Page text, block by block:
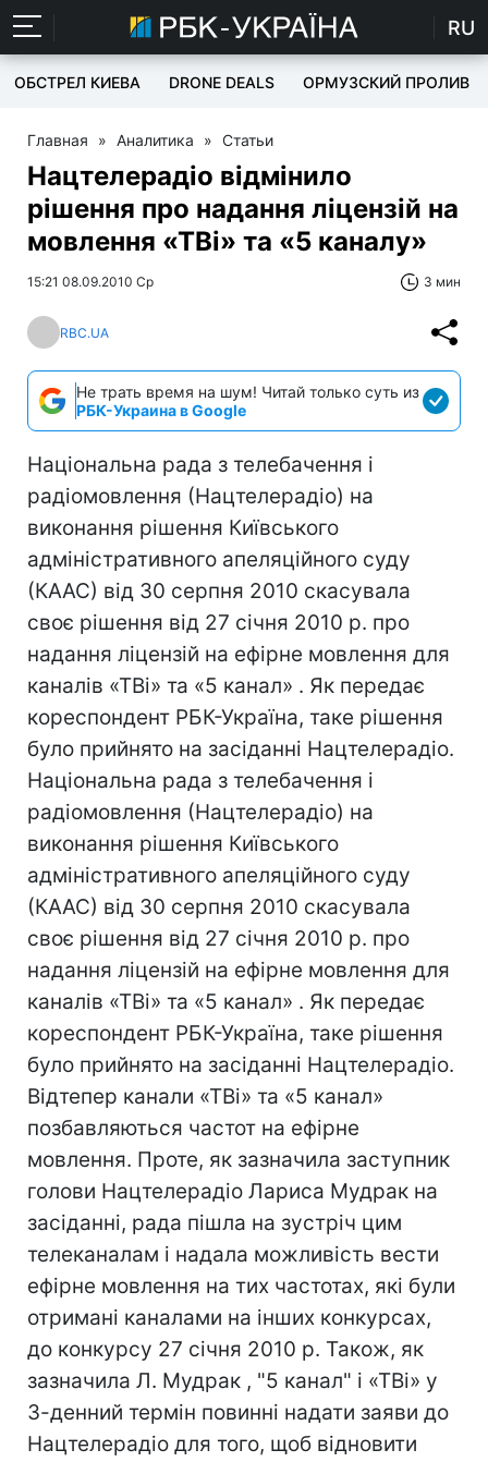
RU
ОБСТРЕЛ КИЕВА DRONE DEALS ОРМУЗСКИЙ ПРОЛИВ
Главная » Аналитика » Статьи
Нацтелерадіо відмінило
рішення про надання ліцензій на
мовлення «ТВі» та «5 каналу»
15:21 08.09.2010 Ср 3 мин
RBC.UA
Не трать время на шум! Читай только суть из
РБК-Украина в Google
Національна рада з телебачення і
радіомовлення (Нацтелерадіо) на
виконання рішення Київського
адміністративного апеляційного суду
(КААС) від 30 серпня 2010 скасувала
своє рішення від 27 січня 2010 р. про
надання ліцензій на ефірне мовлення для
каналів «ТВі» та «5 канал» . Як передає
кореспондент РБК-Україна, таке рішення
було прийнято на засіданні Нацтелерадіо.
Національна рада з телебачення і
радіомовлення (Нацтелерадіо) на
виконання рішення Київського
адміністративного апеляційного суду
(КААС) від 30 серпня 2010 скасувала
своє рішення від 27 січня 2010 р. про
надання ліцензій на ефірне мовлення для
каналів «ТВі» та «5 канал» . Як передає
кореспондент РБК-Україна, таке рішення
було прийнято на засіданні Нацтелерадіо.
Відтепер канали «ТВі» та «5 канал»
позбавляються частот на ефірне
мовлення. Проте, як зазначила заступник
голови Нацтелерадіо Лариса Мудрак на
засіданні, рада пішла на зустріч цим
телеканалам і надала можливість вести
ефірне мовлення на тих частотах, які були
отримані каналами на інших конкурсах,
до конкурсу 27 січня 2010 р. Також, як
зазначила Л. Мудрак , "5 канал" і «ТВi» у
3-денний термін повинні надати заяви до
Нацтелерадіо для того, щоб відновити